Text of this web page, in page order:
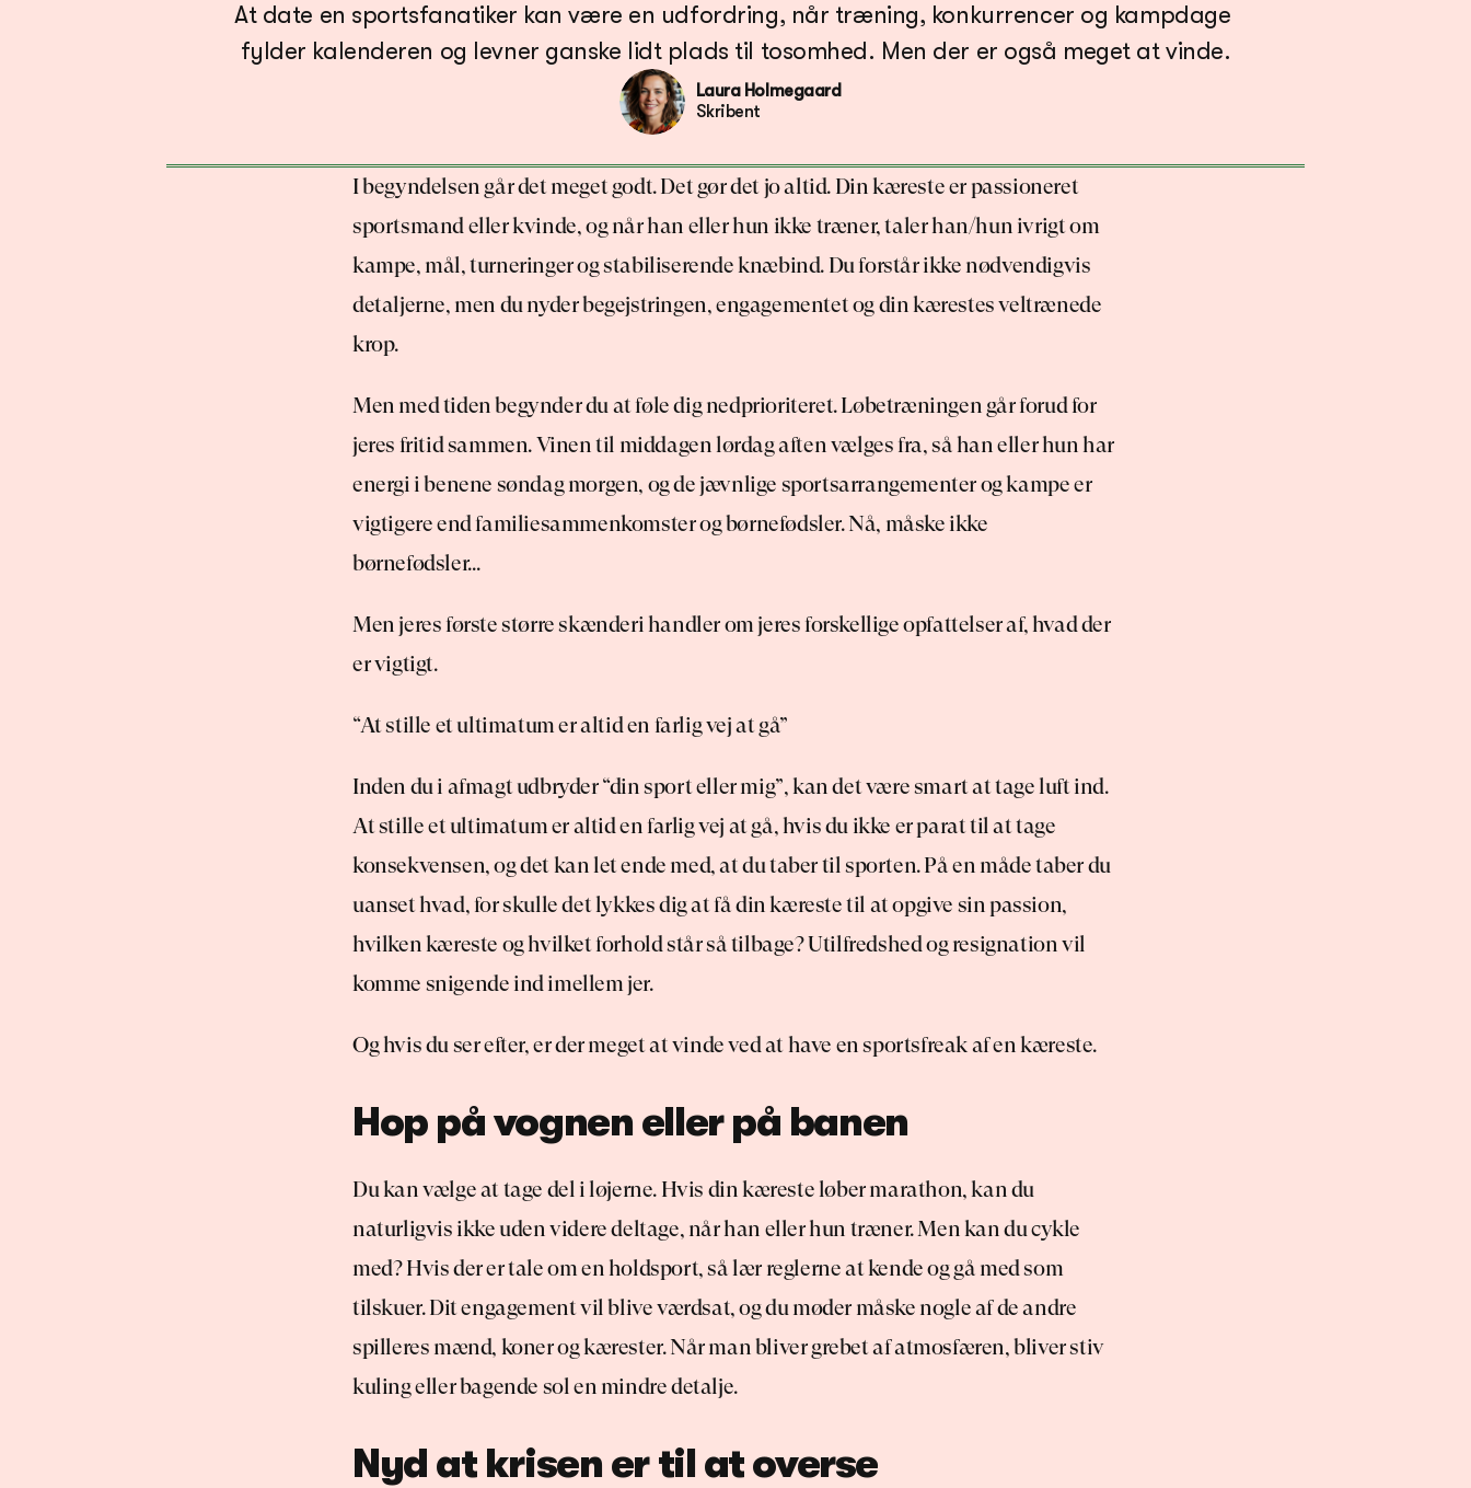
At date en sportsfanatiker kan være en udfordring, når træning, konkurrencer og kampdage
Laura Holmegaard
Skribent
I begyndelsen går det meget godt. Det gør det jo altid. Din kæreste er passioneret
sportsmand eller kvinde, og når han eller hun ikke træner, taler han/hun ivrigt om
kampe, mål, turneringer og stabiliserende knæbind. Du forstår ikke nødvendigvis
detaljerne, men du nyder begejstringen, engagementet og din kærestes veltrænede
krop.
Men med tiden begynder du at føle dig nedprioriteret. Løbetræningen går forud for
jeres fritid sammen. Vinen til middagen lørdag aften vælges fra, så han eller hun har
energi i benene søndag morgen, og de jævnlige sportsarrangementer og kampe er
vigtigere end familiesammenkomster og børnefødsler. Nå, måske ikke
børnefødsler…
Men jeres første større skænderi handler om jeres forskellige opfattelser af, hvad der
er vigtigt.
“At stille et ultimatum er altid en farlig vej at gå”
Inden du i afmagt udbryder “din sport eller mig”, kan det være smart at tage luft ind.
At stille et ultimatum er altid en farlig vej at gå, hvis du ikke er parat til at tage
konsekvensen, og det kan let ende med, at du taber til sporten. På en måde taber du
uanset hvad, for skulle det lykkes dig at få din kæreste til at opgive sin passion,
hvilken kæreste og hvilket forhold står så tilbage? Utilfredshed og resignation vil
komme snigende ind imellem jer.
Og hvis du ser efter, er der meget at vinde ved at have en sportsfreak af en kæreste.
Hop på vognen eller på banen
Du kan vælge at tage del i løjerne. Hvis din kæreste løber marathon, kan du
naturligvis ikke uden videre deltage, når han eller hun træner. Men kan du cykle
med? Hvis der er tale om en holdsport, så lær reglerne at kende og gå med som
tilskuer. Dit engagement vil blive værdsat, og du møder måske nogle af de andre
spilleres mænd, koner og kærester. Når man bliver grebet af atmosfæren, bliver stiv
kuling eller bagende sol en mindre detalje.
Nyd at krisen er til at overse